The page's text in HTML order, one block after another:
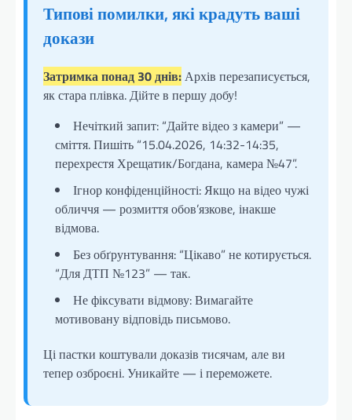
Типові помилки, які крадуть ваші
докази
Затримка понад 30 днів:Архів перезаписується,
як стара плівка. Дійте в першу добу!
Нечіткий запит: “Дайте відео з камери” —
сміття. Пишіть “15.04.2026, 14:32-14:35,
перехрестя Хрещатик/Богдана, камера №47”.
Ігнор конфіденційності: Якщо на відео чужі
обличчя — розмиття обов’язкове, інакше
відмова.
Без обґрунтування: “Цікаво” не котирується.
“Для ДТП №123” — так.
Не фіксувати відмову: Вимагайте
мотивовану відповідь письмово.
Ці пастки коштували доказів тисячам, але ви
тепер озброєні. Уникайте — і переможете.